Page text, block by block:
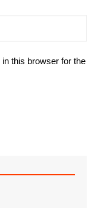
this browser for the